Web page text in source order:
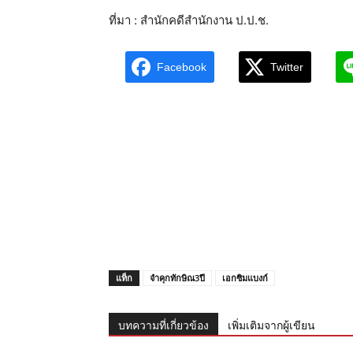
ที่มา : สำนักคดีสำนักงาน ป.ป.ช.
Facebook Twitter
แท็ก จำคุกทักษิณ3ปี เอกซิมแบงก์
บทความที่เกี่ยวข้อง เพิ่มเติมจากผู้เขียน